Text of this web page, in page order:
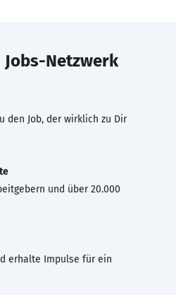
Jobs-Netzwerk
den Job, der wirklich zu Dir
und über 20.000
erhalte Impulse für ein